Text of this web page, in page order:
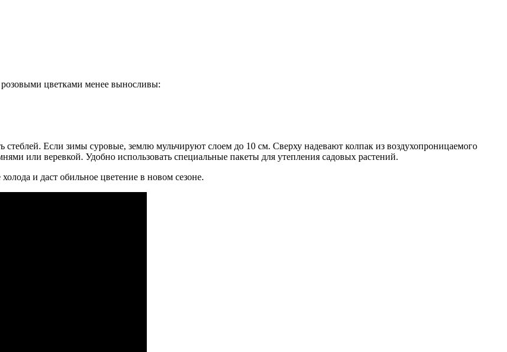
розовыми цветками менее выносливы:
Если зимы суровые, землю мульчируют слоем до 10 см. Сверху надевают колпак из воздухопроницаемого
или веревкой. Удобно использовать специальные пакеты для утепления садовых растений.
и даст обильное цветение в новом сезоне.